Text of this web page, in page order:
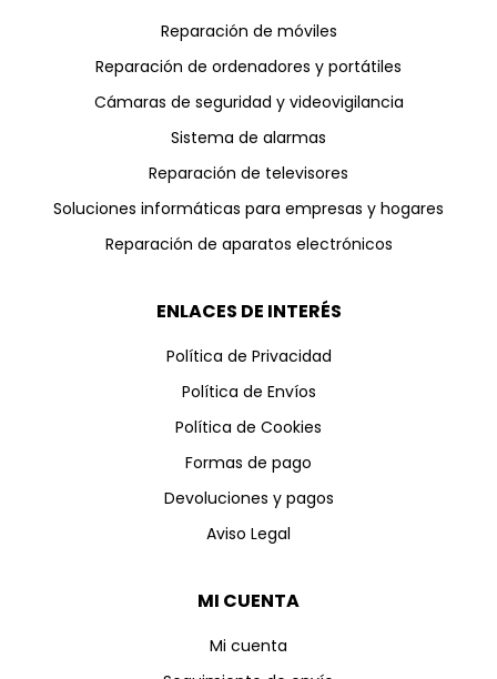
Reparación de móviles
Reparación de ordenadores y portátiles
Cámaras de seguridad y videovigilancia
Sistema de alarmas
Reparación de televisores
Soluciones informáticas para empresas y hogares
Reparación de aparatos electrónicos
ENLACES DE INTERÉS
Política de Privacidad
Política de Envíos
Política de Cookies
Formas de pago
Devoluciones y pagos
Aviso Legal
MI CUENTA
Mi cuenta